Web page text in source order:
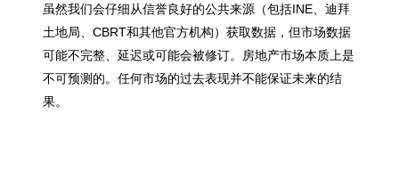
虽然我们会仔细从信誉良好的公共来源（包括INE、迪拜
土地局、CBRT和其他官方机构）获取数据，但市场数据
可能不完整、延迟或可能会被修订。房地产市场本质上是
不可预测的。任何市场的过去表现并不能保证未来的结
果。